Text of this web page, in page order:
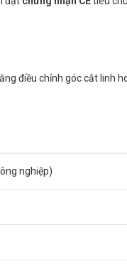
điều chỉnh góc cắt linh
nghiệp)